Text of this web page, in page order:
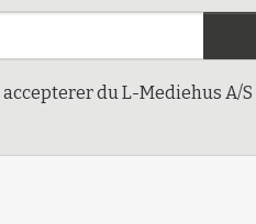
du L-Mediehus A/S